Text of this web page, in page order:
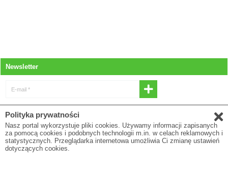
Newsletter
E-mail *
newslettera
E-mail
Polityka prywatności
Nasz portal wykorzystuje pliki cookies. Używamy informacji zapisanych
za pomocą cookies i podobnych technologii m.in. w celach reklamowych i
statystycznych. Przeglądarka internetowa umożliwia Ci zmianę ustawień
dotyczących cookies.